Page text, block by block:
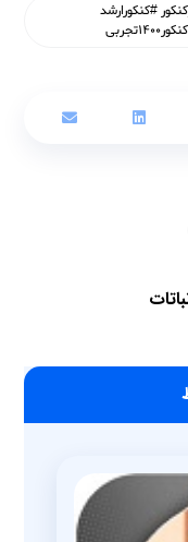
#کنکورارشد